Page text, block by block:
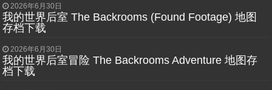
2026年6月30日
我的世界后室 The Backrooms (Found Footage) 地图
存档下载
2026年6月30日
我的世界后室冒险 The Backrooms Adventure 地图存
档下载